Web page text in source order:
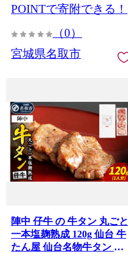
る 厚切り牛タン]
POINTで寄附できる！
（0）
宮城県名取市
陣中 仔牛 の 牛タン 丸ごと
一本塩麹熟成 120g 仙台 牛
たん屋 仙台名物牛タン 牛